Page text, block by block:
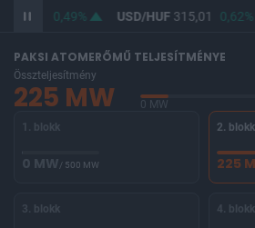
363,50 0,49% USD/HUF315,01 0,62%
PAKSI ATOMERŐMŰ TELJESÍTMÉNYE
Összteljesítmény
225 MW 0 MW
1. blokk
0 MW/ 500 MW
2. blokk
225
3. blokk 4. blokk